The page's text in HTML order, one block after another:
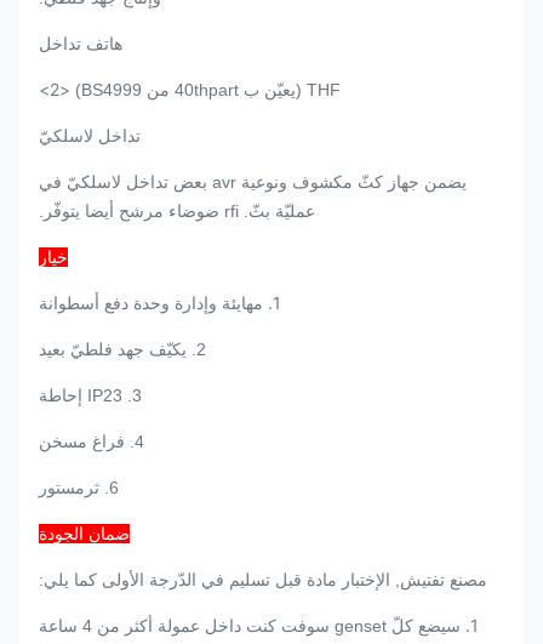
هاتف تداخل
THF (يعيّن ب 40thpart من BS4999) <2>
تداخل لاسلكيّ
يضمن جهاز كثّ مكشوف ونوعية avr بعض تداخل لاسلكيّ في
عمليّة بثّ. rfi ضوضاء مرشح أيضا يتوفّر.
خيار
1. مهايئة وإدارة وحدة دفع أسطوانة
2. يكيّف جهد فلطيّ بعيد
3. IP23 إحاطة
4. فراغ مسخن
6. ثرمستور
ضمان الجودة
مصنع تفتيش, الإختبار مادة قبل تسليم في الدّرجة الأولى كما يلي:
1.
سيضع كلّ genset سوفت كنت داخل عمولة أكثر من 4 ساعة